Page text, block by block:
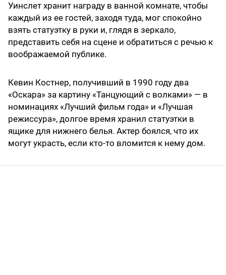
Уинслет хранит награду в ванной комнате, чтобы
каждый из ее гостей, заходя туда, мог спокойно
взять статуэтку в руки и, глядя в зеркало,
представить себя на сцене и обратиться с речью к
воображаемой публике.
Кевин Костнер, получивший в 1990 году два
«Оскара» за картину «Танцующий с волками» — в
номинациях «Лучший фильм года» и «Лучшая
режиссура», долгое время хранил статуэтки в
ящике для нижнего белья. Актер боялся, что их
могут украсть, если кто-то вломится к нему дом.